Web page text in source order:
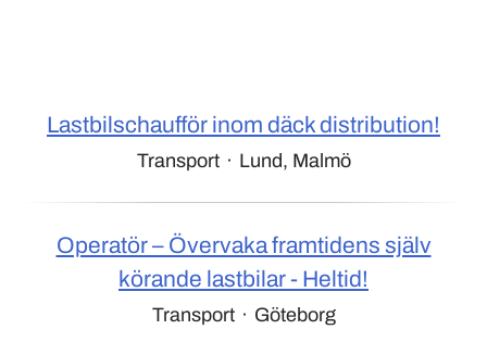
Lastbilschaufför inom däck distribution!
Transport · Lund, Malmö
Operatör – Övervaka framtidens själv
körande lastbilar - Heltid!
Transport · Göteborg